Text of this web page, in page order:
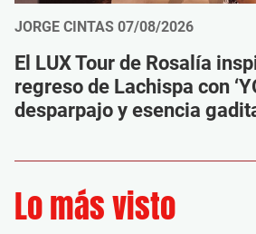
JORGE CINTAS 07/08/2026
El LUX Tour de Rosalía
regreso de Lachispa con
desparpajo y esencia
Lo más visto